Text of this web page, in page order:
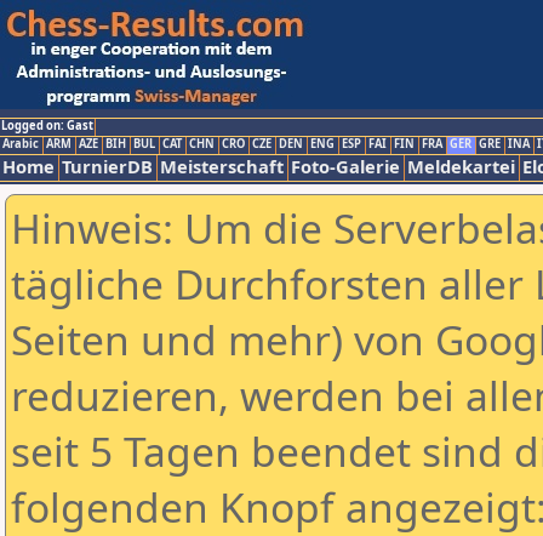
Logged on: Gast
Arabic ARM AZE BIH BUL CAT CHN CRO CZE DEN ENG ESP FAI FIN FRA GER GRE INA
Home TurnierDB Meisterschaft Foto-Galerie Meldekartei
Hinweis: Um die
tägliche Durchforsten aller
Seiten und mehr) von
reduzieren, werden bei
seit 5 Tagen beendet sind
folgenden Knopf